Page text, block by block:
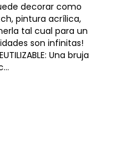
decorar como
pintura acrílica,
tal cual para un
son infinitas!
Una bruja